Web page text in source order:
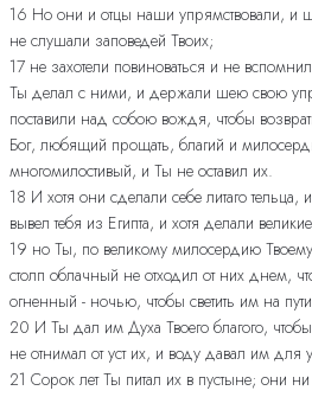
16 Но они и отцы наши упрямствовали, и
не слушали заповедей Твоих;
17 не захотели повиноваться и не
Ты делал с ними, и держали шею свою
поставили над собою вождя, чтобы
Бог, любящий прощать, благий и
многомилостивый, и Ты не оставил их.
18 И хотя они сделали себе литаго тельца,
вывел тебя из Египта, и хотя делали
19 но Ты, по великому милосердию
столп облачный не отходил от них днем,
огненный - ночью, чтобы светить им на
20 И Ты дал им Духа Твоего благого,
не отнимал от уст их, и воду давал им
21 Сорок лет Ты питал их в пустыне; они ни